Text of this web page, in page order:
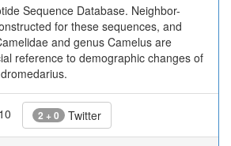
Sequence Database. Neighbor-
for these sequences, and
and genus Camelus are
reference to demographic changes of
2 + 0 Twitter